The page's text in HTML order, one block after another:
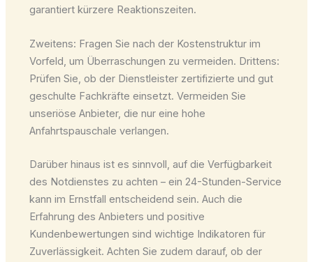
garantiert kürzere Reaktionszeiten.
Zweitens: Fragen Sie nach der Kostenstruktur im
Vorfeld, um Überraschungen zu vermeiden. Drittens:
Prüfen Sie, ob der Dienstleister zertifizierte und gut
geschulte Fachkräfte einsetzt. Vermeiden Sie
unseriöse Anbieter, die nur eine hohe
Anfahrtspauschale verlangen.
Darüber hinaus ist es sinnvoll, auf die Verfügbarkeit
des Notdienstes zu achten – ein 24-Stunden-Service
kann im Ernstfall entscheidend sein. Auch die
Erfahrung des Anbieters und positive
Kundenbewertungen sind wichtige Indikatoren für
Zuverlässigkeit. Achten Sie zudem darauf, ob der